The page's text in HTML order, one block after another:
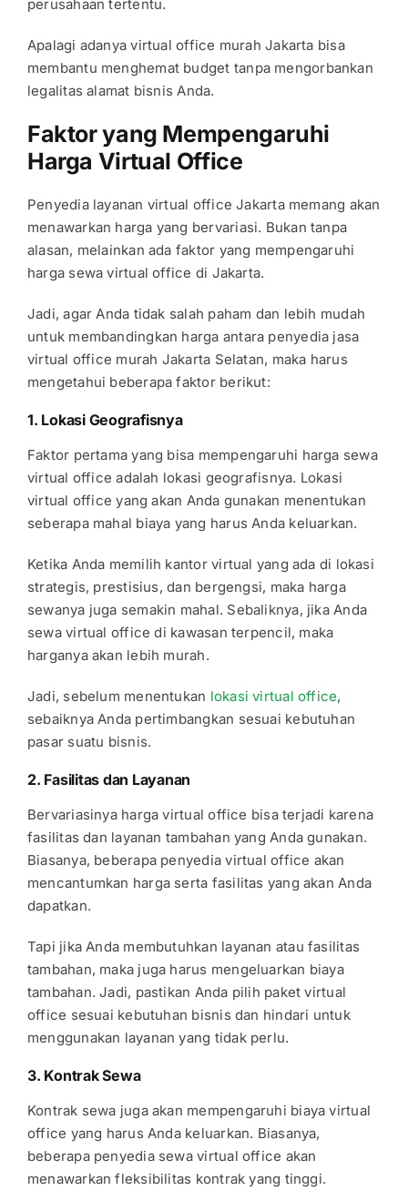
perusahaan tertentu.
Apalagi adanyavirtual office murah Jakarta bisa
membantu menghemat budget tanpa mengorbankan
legalitas alamat bisnis Anda.
Faktor yang Mempengaruhi
Harga Virtual Office
Penyedia layanan virtual office Jakarta memang akan
menawarkan harga yang bervariasi. Bukan tanpa
alasan, melainkan ada faktor yang mempengaruhi
harga sewa virtual office di Jakarta.
Jadi, agar Anda tidak salah paham dan lebih mudah
untuk membandingkan harga antara penyedia jasa
virtual office murah Jakarta Selatan, maka harus
mengetahui beberapa faktor berikut:
1. Lokasi Geografisnya
Faktor pertama yang bisa mempengaruhi harga sewa
virtual office adalah lokasi geografisnya. Lokasi
virtual office yang akan Anda gunakan menentukan
seberapa mahal biaya yang harus Anda keluarkan.
Ketika Anda memilih kantor virtual yang ada di lokasi
strategis, prestisius, dan bergengsi, maka harga
sewanya juga semakin mahal. Sebaliknya, jika Anda
sewa virtual office di kawasan terpencil, maka
harganya akan lebih murah.
Jadi, sebelum menentukan lokasi virtual office,
sebaiknya Anda pertimbangkan sesuai kebutuhan
pasar suatu bisnis.
2. Fasilitas dan Layanan
Bervariasinya harga virtual office bisa terjadi karena
fasilitas dan layanan tambahan yang Anda gunakan.
Biasanya, beberapa penyedia virtual office akan
mencantumkan harga serta fasilitas yang akan Anda
dapatkan.
Tapi jika Anda membutuhkan layanan atau fasilitas
tambahan, maka juga harus mengeluarkan biaya
tambahan. Jadi, pastikan Anda pilih paket virtual
office sesuai kebutuhan bisnis dan hindari untuk
menggunakan layanan yang tidak perlu.
3. Kontrak Sewa
Kontrak sewa juga akan mempengaruhi biaya virtual
office yang harus Anda keluarkan. Biasanya,
beberapa penyedia sewa virtual office akan
menawarkan fleksibilitas kontrak yang tinggi.